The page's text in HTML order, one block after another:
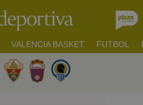
VALENCIA BASKET FUTBOL